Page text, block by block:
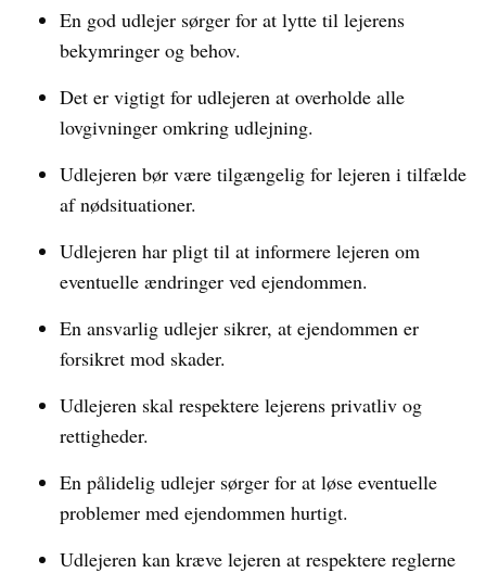
En god udlejer sørger for at lytte til lejerens
bekymringer og behov.
Det er vigtigt for udlejeren at overholde alle
lovgivninger omkring udlejning.
Udlejeren bør være tilgængelig for lejeren i tilfælde
af nødsituationer.
Udlejeren har pligt til at informere lejeren om
eventuelle ændringer ved ejendommen.
En ansvarlig udlejer sikrer, at ejendommen er
forsikret mod skader.
Udlejeren skal respektere lejerens privatliv og
rettigheder.
En pålidelig udlejer sørger for at løse eventuelle
problemer med ejendommen hurtigt.
Udlejeren kan kræve lejeren at respektere reglerne